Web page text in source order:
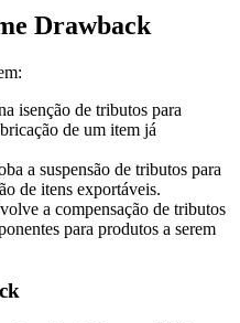
Drawback
isenção de tributos para
de um item já
a suspensão de tributos para
de itens exportáveis.
a compensação de tributos
para produtos a serem